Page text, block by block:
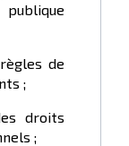
de
;
droits
;